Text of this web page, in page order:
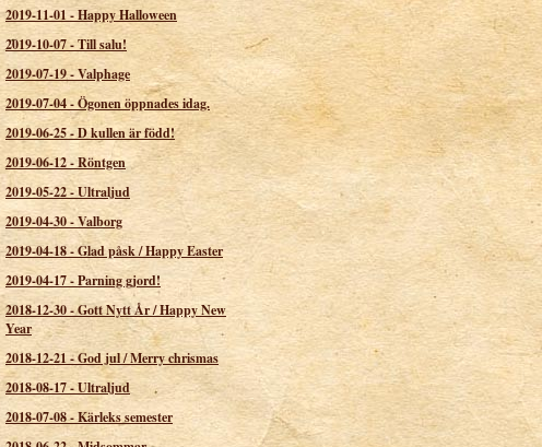
2019-11-01-Happy Halloween
2019-10-07-Till salu!
2019-07-19-Valphage
2019-07-04-Ögonen öppnades idag.
2019-06-25-D kullen är född!
2019-06-12-Röntgen
2019-05-22-Ultraljud
2019-04-30-Valborg
2019-04-18-Glad påsk / Happy Easter
2019-04-17-Parning gjord!
2018-12-30-Gott Nytt År / Happy New
Year
2018-12-21-God jul / Merry chrismas
2018-08-17-Ultraljud
2018-07-08-Kärleks semester